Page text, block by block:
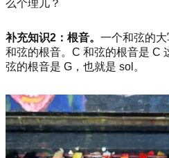
么个理儿？
补充知识2：根音。 一个和弦的
和弦的根音。C 和弦的根音是 C
弦的根音是 G，也就是 sol。